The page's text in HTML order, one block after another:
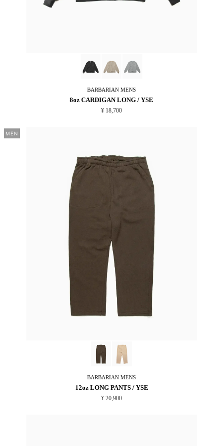
BARBARIAN MENS
8oz CARDIGAN LONG / YSE
¥ 18,700
MEN
BARBARIAN MENS
12oz LONG PANTS / YSE
¥ 20,900